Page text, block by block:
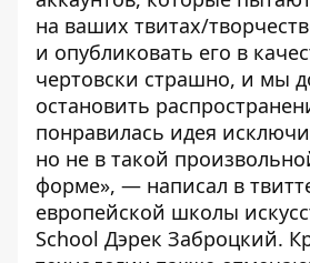
на ваших твитах/
и опубликовать его в
чертовски страшно, и мы
остановить
понравилась идея
но не в такой
форме», — написал в
европейской школы
School Дэрек Заброцкий.